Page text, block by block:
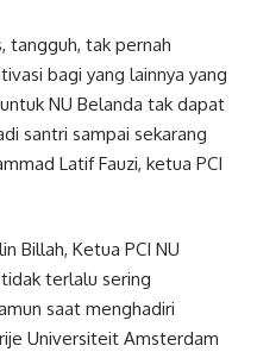
tangguh, tak pernah
bagi yang lainnya yang
NU Belanda tak dapat
santri sampai sekarang
Latif Fauzi, ketua PCI
Billah, Ketua PCI NU
terlalu sering
saat menghadiri
Universiteit Amsterdam